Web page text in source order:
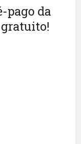
pago da
gratuito!